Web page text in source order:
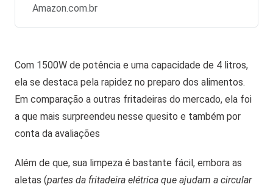
Amazon.com.br
Com 1500W de potência e uma capacidade de 4 litros,
ela se destaca pela rapidez no preparo dos alimentos.
Em comparação a outras fritadeiras do mercado, ela foi
a que mais surpreendeu nesse quesito e também por
conta da avaliações
Além de que, sua limpeza é bastante fácil, embora as
aletas (partes da fritadeira elétrica que ajudam a circular